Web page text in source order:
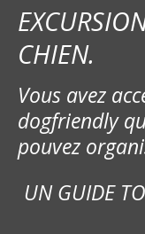
s
m
e
s
s
a
CHIEN.
Vous avez
dogfriendly
pouvez
UN GUIDE